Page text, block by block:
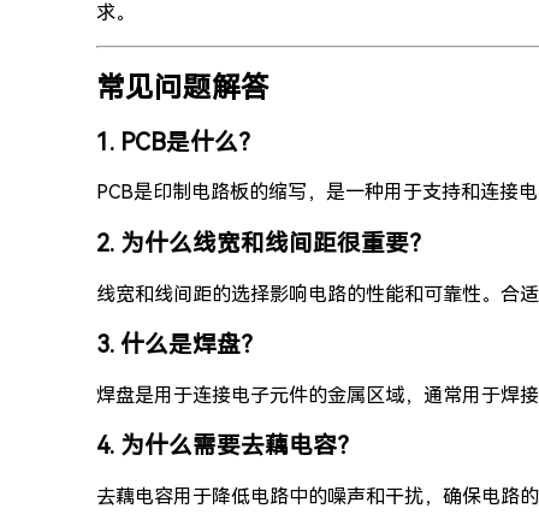
求。
常见问题解答
1. PCB是什么？
PCB是印制电路板的缩写，是一种用于支持和连接
2. 为什么线宽和线间距很重要？
线宽和线间距的选择影响电路的性能和可靠性。合
3. 什么是焊盘？
焊盘是用于连接电子元件的金属区域，通常用于焊
4. 为什么需要去藕电容？
去藕电容用于降低电路中的噪声和干扰，确保电路